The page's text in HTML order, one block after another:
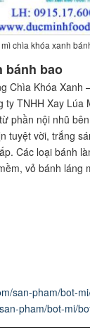
mì chìa khóa xanh
bánh bao
Chìa Khóa Xanh
ty TNHH Xay
phần nội nhũ
tuyệt vời, trắng
Các loại bánh
vỏ bánh láng
san-pham/bot-
pham/bot-mi/